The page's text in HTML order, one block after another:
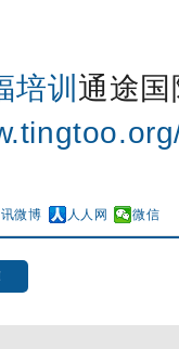
培训 通途
微博 人人网 微信